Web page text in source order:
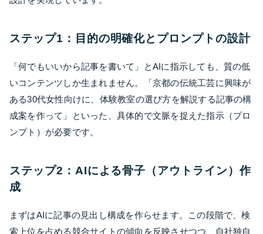
ステップ1：目的の明確化とプロンプトの設計
「何でもいいから記事を書いて」とAIに指示しても、質の低
いコンテンツしか生まれません。「京都の伝統工芸に興味が
ある30代女性向けに、体験教室の選び方を解説する記事の構
成案を作って」といった、具体的で文脈を捉えた指示（プロ
ンプト）が必要です。
ステップ2：AIによる骨子（アウトライン）作
成
まずはAIに記事の見出し構成を作らせます。この段階で、検
索上位を占める競合サイトの傾向を反映させつつ、自社独自